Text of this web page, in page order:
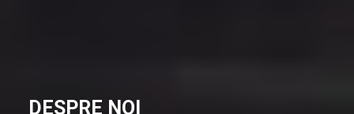
DESPRE NOI